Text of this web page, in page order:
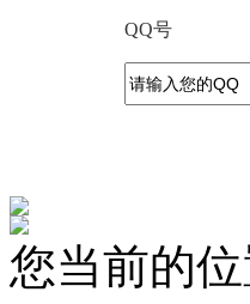
QQ号
您当前的